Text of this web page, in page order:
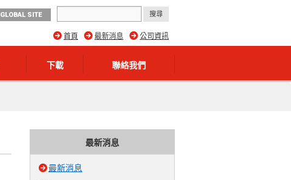
GLOBAL SITE
公司資訊
最新消息
首頁
下載 聯絡我們
最新消息
最新消息